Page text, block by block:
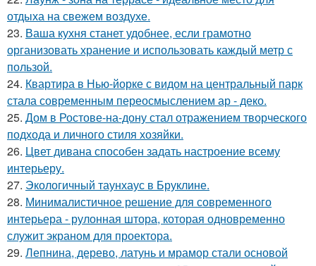
отдыха на свежем воздухе.
23. Ваша кухня станет удобнее, если грамотно
организовать хранение и использовать каждый метр с
пользой.
24. Квартира в Нью-йорке с видом на центральный парк
стала современным переосмыслением ар - деко.
25. Дом в Ростове-на-дону стал отражением творческого
подхода и личного стиля хозяйки.
26. Цвет дивана способен задать настроение всему
интерьеру.
27. Экологичный таунхаус в Бруклине.
28. Минималистичное решение для современного
интерьера - рулонная штора, которая одновременно
служит экраном для проектора.
29. Лепнина, дерево, латунь и мрамор стали основой